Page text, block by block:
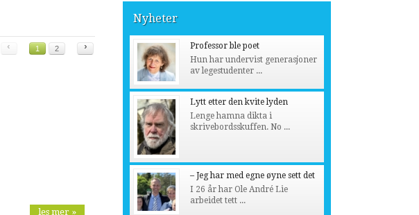
‹ 1 2 ›
les mer »
Nyheter
Professor ble poet
Hun har undervist generasjoner
av legestudenter ...
Lytt etter den kvite lyden
Lenge hamna dikta i
skrivebordsskuffen. No ...
– Jeg har med egne øyne sett det
I 26 år har Ole André Lie
arbeidet tett ...